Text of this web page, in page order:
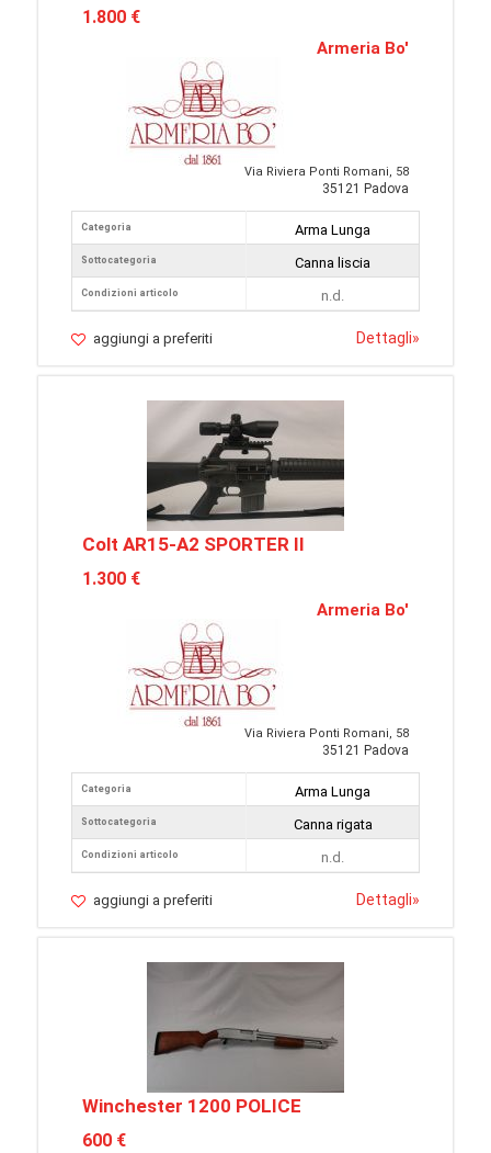
1.800 €
Armeria Bo'
Via Riviera Ponti Romani, 58
35121 Padova
Categoria
Sottocategoria
Condizioni articolo
Arma Lunga
Canna liscia
n.d.
aggiungi a preferiti Dettagli»
Colt AR15-A2 SPORTER II
1.300 €
Armeria Bo'
Via Riviera Ponti Romani, 58
35121 Padova
Categoria
Sottocategoria
Condizioni articolo
Arma Lunga
Canna rigata
n.d.
aggiungi a preferiti Dettagli»
Winchester 1200 POLICE
600 €